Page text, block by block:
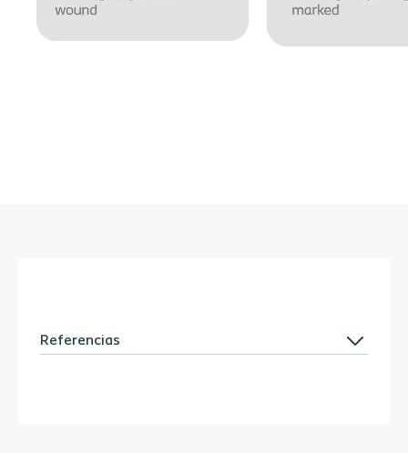
Referencias